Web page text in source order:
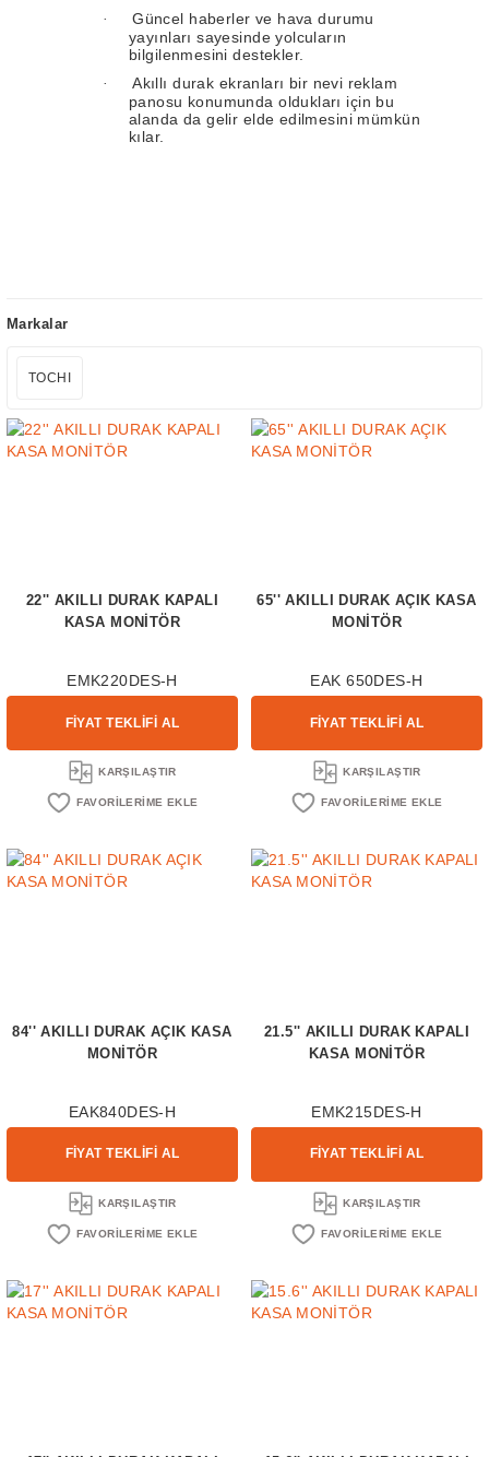
·
Güncel haberler ve hava durumu
yayınları sayesinde yolcuların
bilgilenmesini destekler.
·
Akıllı durak ekranları bir nevi reklam
panosu konumunda oldukları için bu
alanda da gelir elde edilmesini mümkün
kılar.
Markalar
TOCHI
22'' AKILLI DURAK KAPALI
KASA MONİTÖR
EMK220DES-H
FİYAT TEKLİFİ AL
KARŞILAŞTIR
65'' AKILLI DURAK AÇIK KASA
MONİTÖR
EAK 650DES-H
FİYAT TEKLİFİ AL
KARŞILAŞTIR
84'' AKILLI DURAK AÇIK KASA
MONİTÖR
EAK840DES-H
FİYAT TEKLİFİ AL
KARŞILAŞTIR
21.5'' AKILLI DURAK KAPALI
KASA MONİTÖR
EMK215DES-H
FİYAT TEKLİFİ AL
KARŞILAŞTIR